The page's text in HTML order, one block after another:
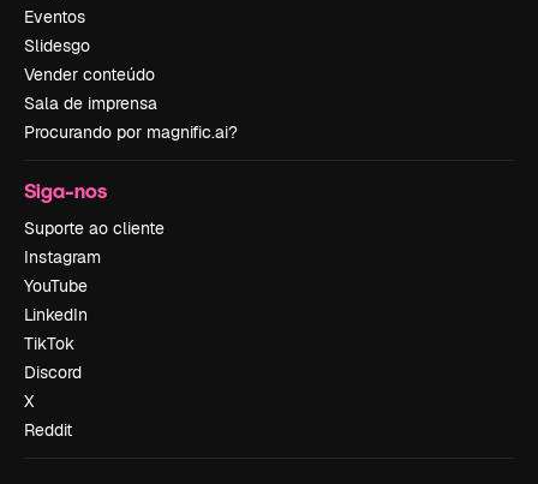
Eventos
Slidesgo
Vender conteúdo
Sala de imprensa
Procurando por magnific.ai?
Siga-nos
Suporte ao cliente
Instagram
YouTube
LinkedIn
TikTok
Discord
X
Reddit